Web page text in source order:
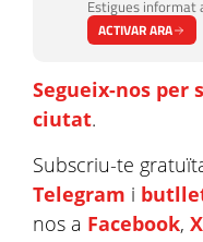
Estigues
ACTIVAR ARA
Segueix-nos per
ciutat.
Subscriu-te
Telegram i
nos a Facebook, X